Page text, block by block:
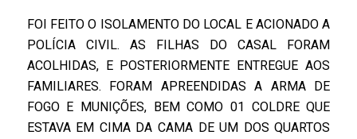
FOI FEITO O ISOLAMENTO DO LOCAL E ACIONADO A
POLÍCIA CIVIL. AS FILHAS DO CASAL FORAM
ACOLHIDAS, E POSTERIORMENTE ENTREGUE AOS
FAMILIARES. FORAM APREENDIDAS A ARMA DE
FOGO E MUNIÇÕES, BEM COMO 01 COLDRE QUE
ESTAVA EM CIMA DA CAMA DE UM DOS QUARTOS